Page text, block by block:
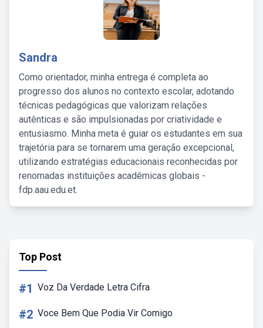
Sandra
Como orientador, minha entrega é completa ao
progresso dos alunos no contexto escolar, adotando
técnicas pedagógicas que valorizam relações
autênticas e são impulsionadas por criatividade e
entusiasmo. Minha meta é guiar os estudantes em sua
trajetória para se tornarem uma geração excepcional,
utilizando estratégias educacionais reconhecidas por
renomadas instituições acadêmicas globais -
fdp.aau.edu.et.
Top Post
#1 Voz Da Verdade Letra Cifra
#2 Voce Bem Que Podia Vir Comigo